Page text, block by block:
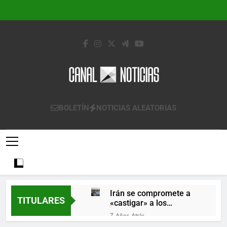
Canal Noticias
Canal Noticias
BOLETÍN NOTICIAS ALEATORIAS
TITULARES
Irán se compromete a
«castigar» a los
responsables de
derribar un avión
7 Años Atrás